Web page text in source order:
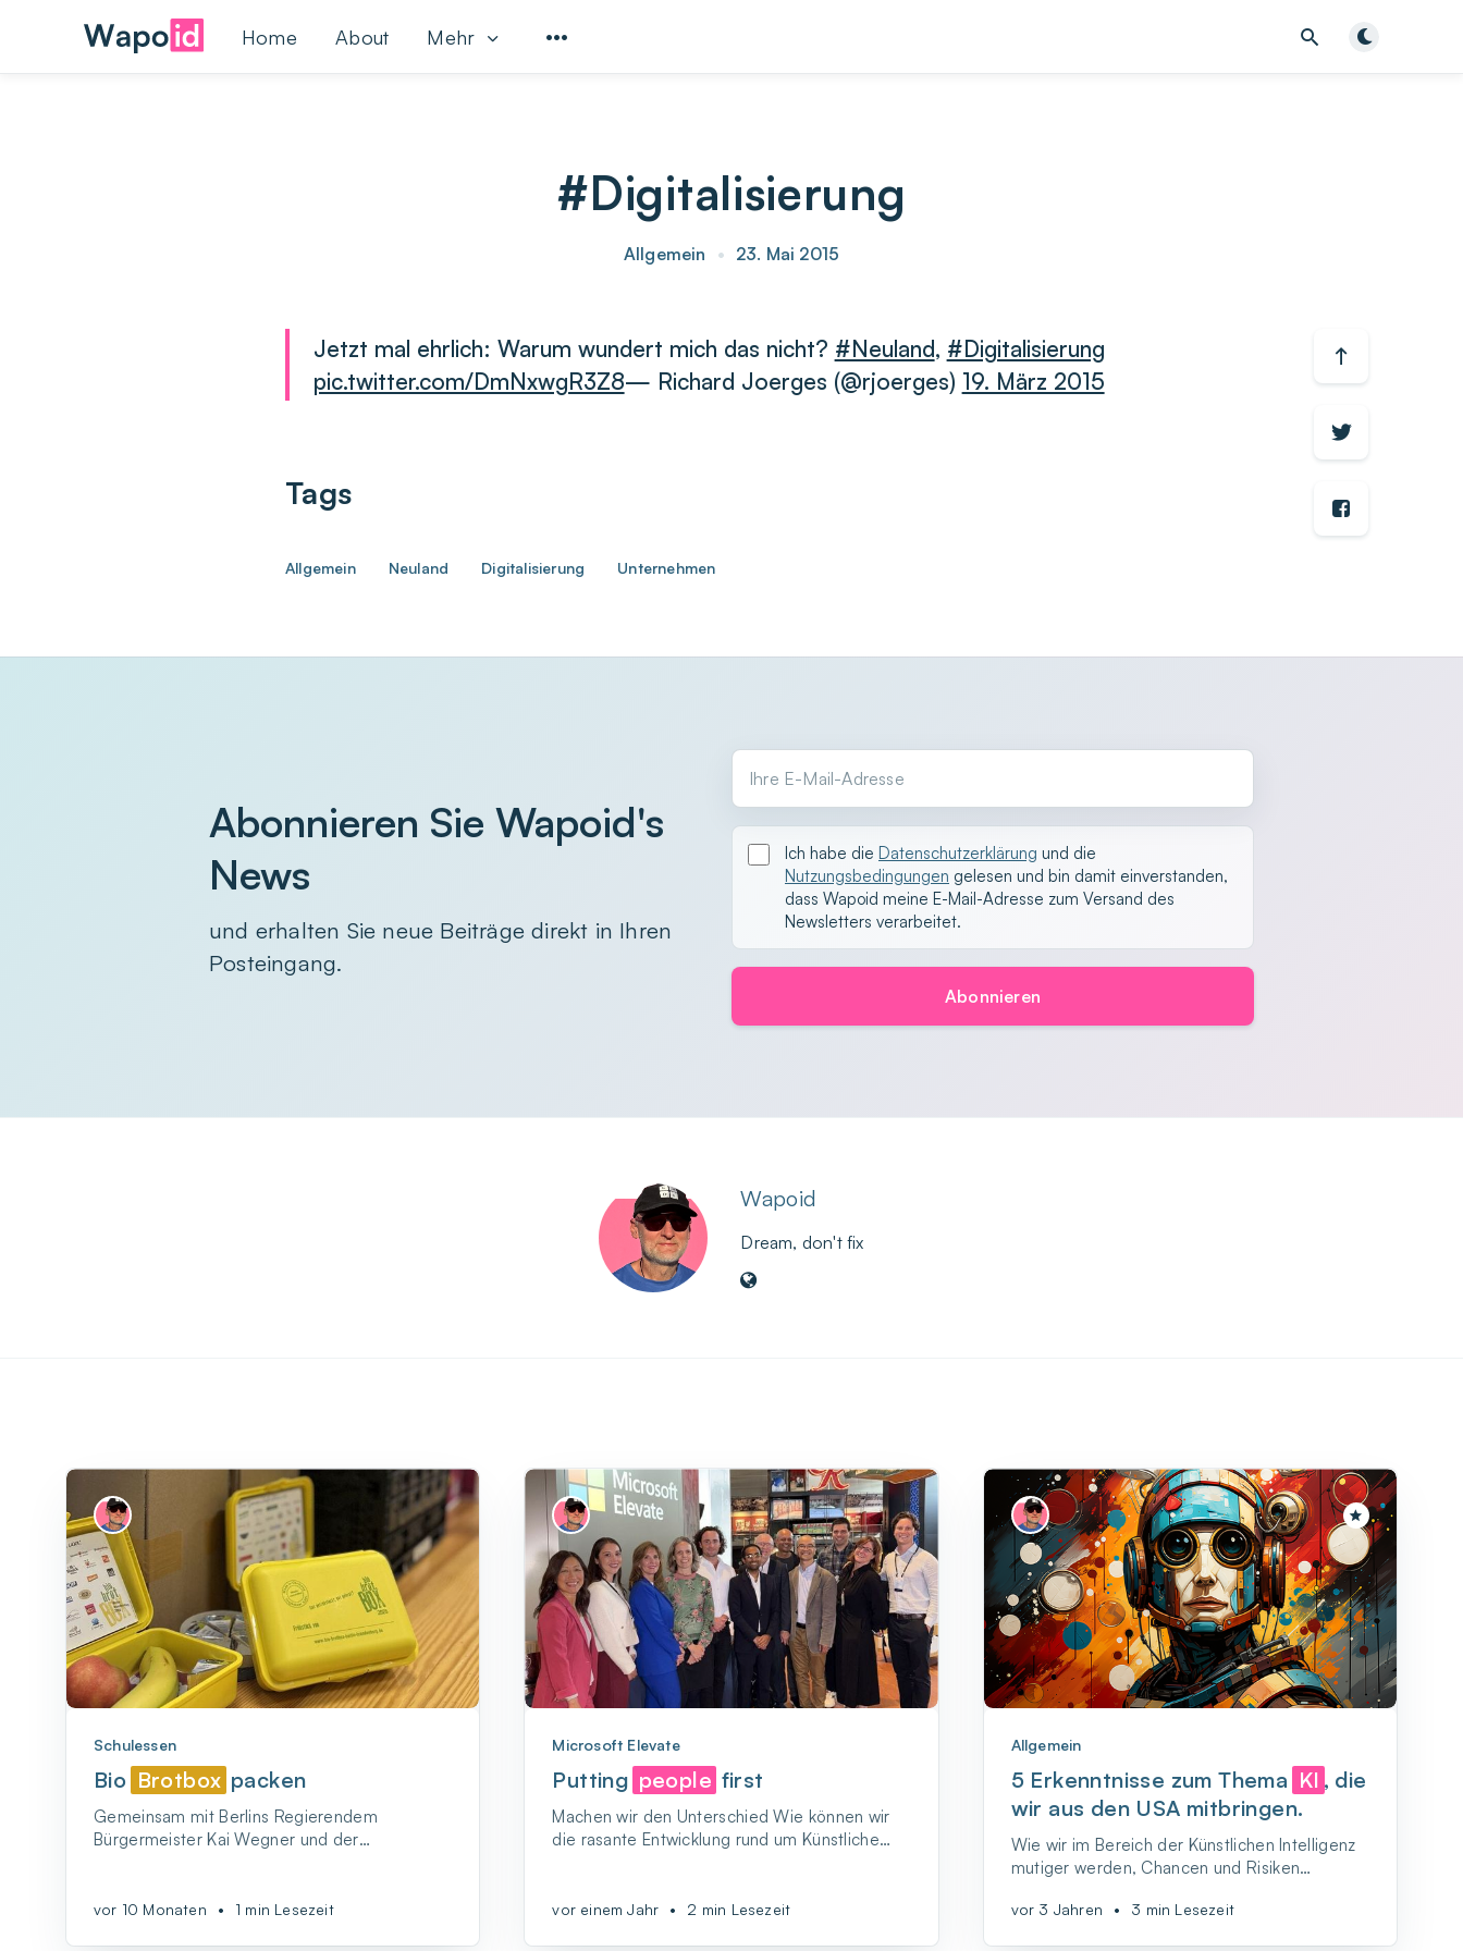
Home About Mehr Dunklen
#Digitalisierung
Allgemein • 23. Mai 2015
Jetzt mal ehrlich: Warum wundert mich das nicht? #Neuland, #Digitalisierung
pic.twitter.com/DmNxwgR3Z8— Richard Joerges (@rjoerges) 19. März 2015
Tags
Allgemein Neuland Digitalisierung Unternehmen
Abonnieren Sie Wapoid's
News
und erhalten Sie neue Beiträge direkt in Ihren
Posteingang.
Ihre E-Mail-Adresse
Ich habe die Datenschutzerklärung und die
Nutzungsbedingungen gelesen und bin damit einverstanden,
dass Wapoid meine E-Mail-Adresse zum Versand des
Newsletters verarbeitet.
Abonnieren
Wapoid
Dream, don't fix
Schulessen
Bio Brotbox packen
Gemeinsam mit Berlins Regierendem
Bürgermeister Kai Wegner und der
vor 10 Monaten • 1 min Lesezeit
Microsoft Elevate
Putting people first
Machen wir den Unterschied Wie können wir
die rasante Entwicklung rund um Künstliche
bringen, dass…
vor einem Jahr • 2 min Lesezeit
Allgemein
5 Erkenntnisse zum Thema KI , die
wir aus den USA mitbringen.
Wie wir im Bereich der Künstlichen Intelligenz
mutiger werden, Chancen und Risiken
nachhaltig voranbringen.
vor 3 Jahren • 3 min Lesezeit